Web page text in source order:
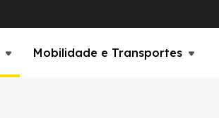
Mobilidade e Transportes